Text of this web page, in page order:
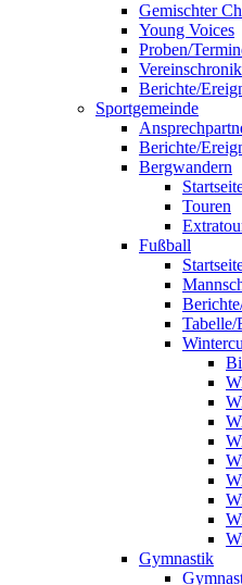
Gemischter
Young Voices
Proben/
Vereinschronik
Berichte/
Sportgemeinde
Berichte/
Bergwandern
Touren
Fußball
Tabelle/
Gymnastik